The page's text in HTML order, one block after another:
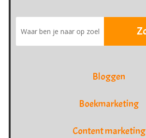
Bloggen
Boekmarketing
Content marketing